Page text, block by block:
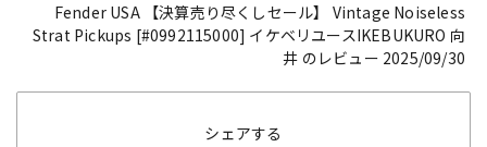
Fender USA 【決算売り尽くしセール】 Vintage Noiseless
Strat Pickups [#0992115000] イケベリユースIKEBUKURO 向
井 のレビュー 2025/09/30
シェアする